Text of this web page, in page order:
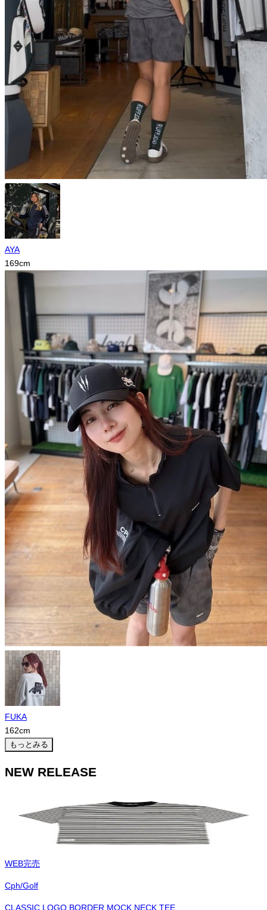
AYA
169cm
FUKA
162cm
もっとみる
NEW RELEASE
WEB完売
Cph/Golf
CLASSIC LOGO BORDER MOCK NECK TEE